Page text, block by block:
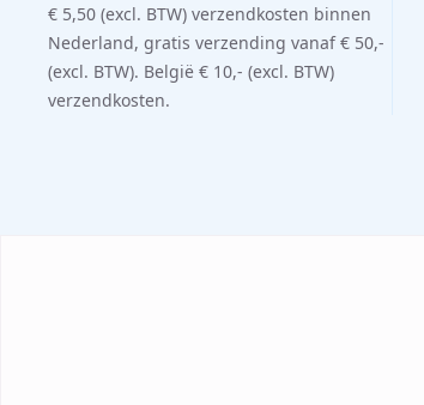
€ 5,50 (excl. BTW) verzendkosten binnen
Nederland, gratis verzending vanaf € 50,-
(excl. BTW). België € 10,- (excl. BTW)
verzendkosten.